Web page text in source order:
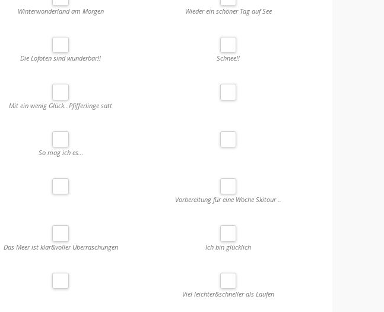
Winterwonderland am Morgen Wieder ein schöner Tag auf See
Die Lofoten sind wunderbar!! Schnee!!
Mit ein wenig Glück…Pfifferlinge satt
So mag ich es…
Vorbereitung für eine Woche Skitour ..
Das Meer ist klar&voller Überraschungen Ich bin glücklich
Viel leichter&schneller als Laufen